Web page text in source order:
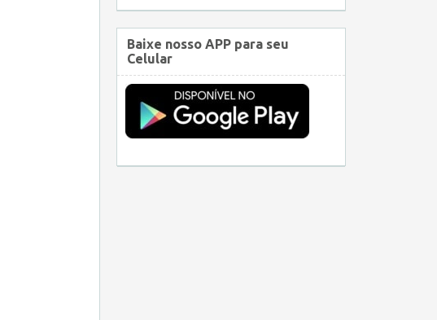
Baixe nosso APP para seu
Celular